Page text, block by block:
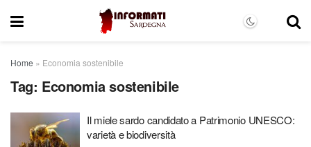
Home » Economia sostenibile
Tag: Economia sostenibile
Il miele sardo candidato a Patrimonio UNESCO:
varietà e biodiversità